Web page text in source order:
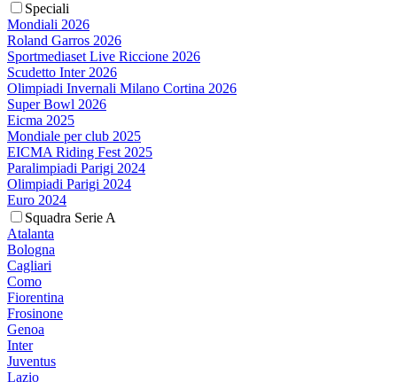
Speciali
Mondiali 2026
Roland Garros 2026
Sportmediaset Live Riccione 2026
Scudetto Inter 2026
Olimpiadi Invernali Milano Cortina 2026
Super Bowl 2026
Eicma 2025
Mondiale per club 2025
EICMA Riding Fest 2025
Paralimpiadi Parigi 2024
Olimpiadi Parigi 2024
Euro 2024
Squadra Serie A
Atalanta
Bologna
Cagliari
Como
Fiorentina
Frosinone
Genoa
Inter
Juventus
Lazio